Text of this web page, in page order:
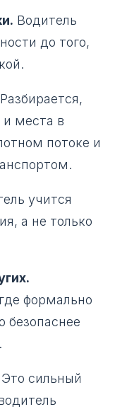
Водитель
до того,
Разбирается,
и места в
потоке и
учится
а не только
формально
безопаснее
Это сильный